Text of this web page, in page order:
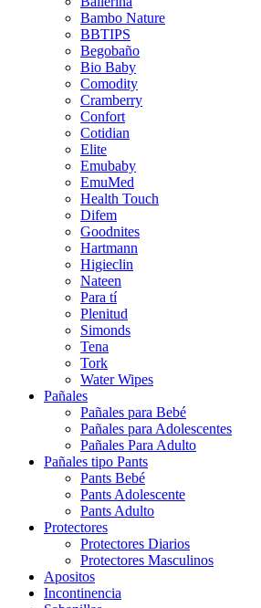
Bambo Nature
BBTIPS
Begobaño
Bio Baby
Comodity
Cramberry
Confort
Cotidian
Elite
Emubaby
EmuMed
Health Touch
Difem
Goodnites
Hartmann
Higieclin
Nateen
Para tí
Plenitud
Simonds
Tena
Tork
Water Wipes
Pañales
Pañales para Bebé
Pañales para Adolescentes
Pañales Para Adulto
Pañales tipo Pants
Pants Bebé
Pants Adolescente
Pants Adulto
Protectores
Protectores Diarios
Protectores Masculinos
Apositos
Incontinencia